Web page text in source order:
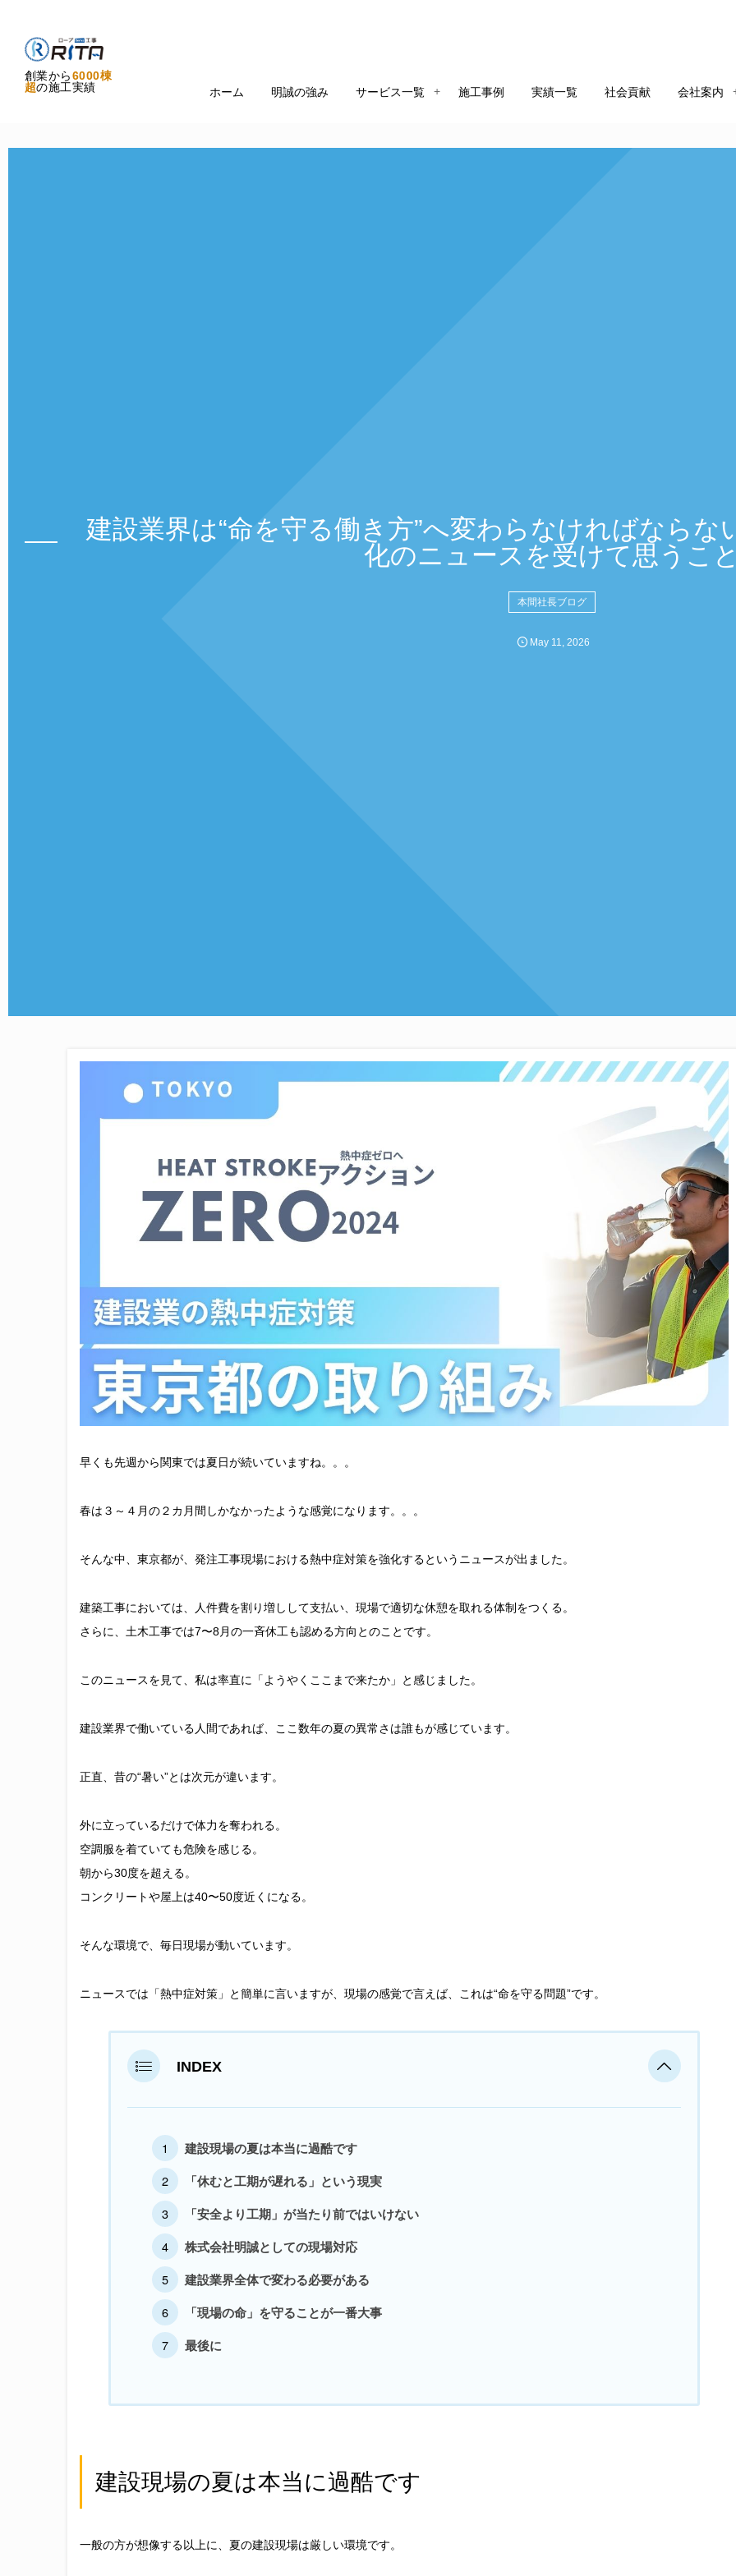
創業から6000棟
超の施工実績 ホーム 明誠の強み サービス一覧 施工事例 実績一覧 社会貢献 会社案内
建設業界は“命を守る働き方”へ変わらなければならな
化のニュースを受けて思うこ
本間社長ブログ
May 11,2026
早くも先週から関東では夏日が続いていますね。。。
春は３～４月の２カ月間しかなかったような感覚になります。。。
そんな中、東京都が、発注工事現場における熱中症対策を強化するというニュースが出ました。
建築工事においては、人件費を割り増しして支払い、現場で適切な休憩を取れる体制をつくる。
さらに、土木工事では7〜8月の一斉休工も認める方向とのことです。
このニュースを見て、私は率直に「ようやくここまで来たか」と感じました。
建設業界で働いている人間であれば、ここ数年の夏の異常さは誰もが感じています。
正直、昔の“暑い”とは次元が違います。
外に立っているだけで体力を奪われる。
空調服を着ていても危険を感じる。
朝から30度を超える。
コンクリートや屋上は40〜50度近くになる。
そんな環境で、毎日現場が動いています。
ニュースでは「熱中症対策」と簡単に言いますが、現場の感覚で言えば、これは“命を守る問題”です。
INDEX
建設現場の夏は本当に過酷です
「休むと工期が遅れる」という現実
「安全より工期」が当たり前ではいけない
株式会社明誠としての現場対応
建設業界全体で変わる必要がある
「現場の命」を守ることが一番大事
最後に
建設現場の夏は本当に過酷です
一般の方が想像する以上に、夏の建設現場は厳しい環境です。